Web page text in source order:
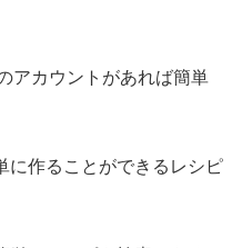
アカウントがあれば簡単
に作ることができるレシピ